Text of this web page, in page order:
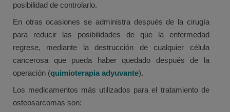
posibilidad de controlarlo.
En otras ocasiones se administra después de la cirugía
para reducir las posibilidades de que la enfermedad
regrese, mediante la destrucción de cualquier célula
cancerosa que pueda haber quedado después de la
operación (quimioterapia adyuvante).
Los medicamentos más utilizados para el tratamiento de
osteosarcomas son: